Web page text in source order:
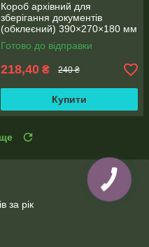
Короб архівний для
зберігання документів
(обклеєний) 390×270×180 мм
Готово до відправки
218,40 ₴ 240 ₴
Купити
за рік